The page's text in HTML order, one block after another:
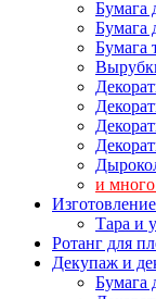
Бумага
Бумага
Бумага
и
Тара и
Ротанг для
Декупаж и
Бумага